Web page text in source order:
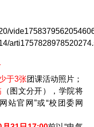
于3张团课活动照片；
（图文分开），学院将
站官网”或“校团委网